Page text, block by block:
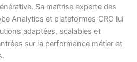
Sa maîtrise experte des
Analytics et plateformes CRO lui
adaptées, scalables et
sur la performance métier et